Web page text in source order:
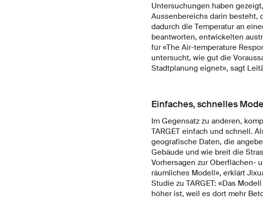
Untersuchungen haben
Aussenbereichs darin besteht,
dadurch die Temperatur an
beantworten, entwickelten
für «The Air-temperature
untersucht, wie gut die
Stadtplanung eignet», sagt
Einfaches, schnelles
Im Gegensatz zu anderen,
TARGET einfach und schnell.
geografische Daten, die
Gebäude und wie breit die
Vorhersagen zur Oberflächen-
räumliches Modell», erklärt
Studie zu TARGET: «Das
höher ist, weil es dort mehr